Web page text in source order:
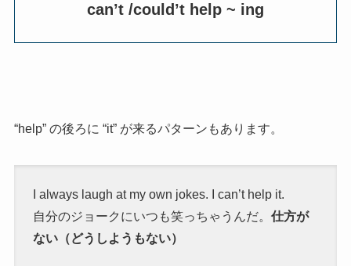
can’t /could’t help ~ ing
“help” の後ろに “it” が来るパターンもあります。
I always laugh at my own jokes. I can’t help it.
自分のジョークにいつも笑っちゃうんだ。 仕方が
ない（どうしようもない）